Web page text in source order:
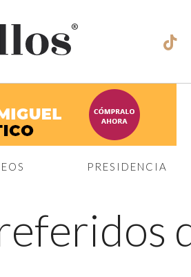
®
PRESIDENCIA